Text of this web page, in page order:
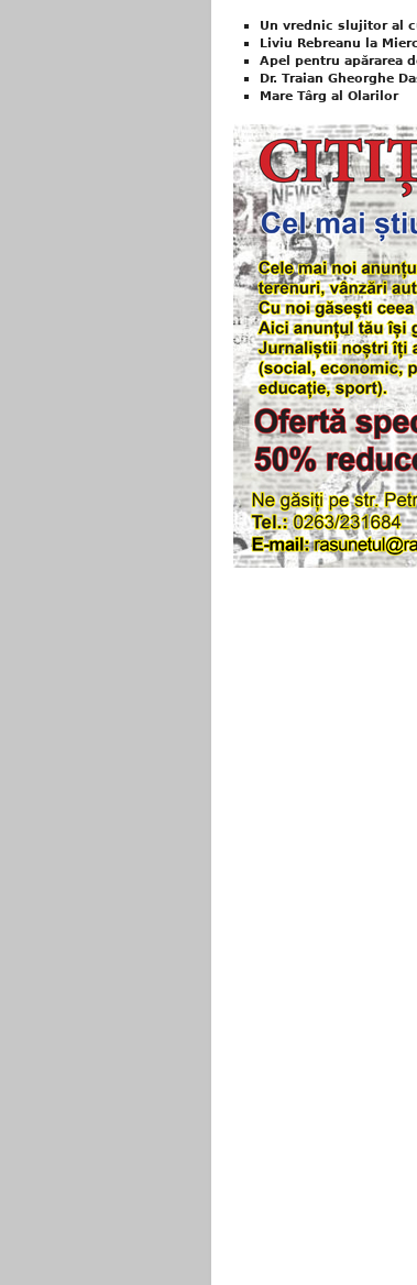
Un vrednic slujitor al
Liviu Rebreanu la
Apel pentru apărarea
Dr. Traian Gheorghe
Mare Târg al Olarilor